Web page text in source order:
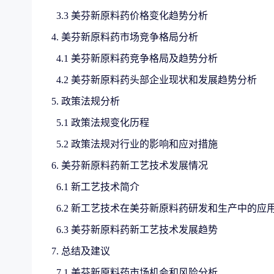
3.3 美芬新原料药价格变化趋势分析
4. 美芬新原料药市场竞争格局分析
4.1 美芬新原料药竞争格局及趋势分析
4.2 美芬新原料药头部企业现状和发展趋势分析
5. 政策法规分析
5.1 政策法规变化历程
5.2 政策法规对行业的影响和应对措施
6. 美芬新原料药新工艺技术发展情况
6.1 新工艺技术简介
6.2 新工艺技术在美芬新原料药研发和生产中的应
6.3 美芬新原料药新工艺技术发展趋势
7. 总结及建议